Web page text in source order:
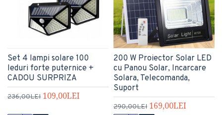
Set 4 lampi solare 100
leduri forte puternice +
CADOU SURPRIZA
236,00LEI 109,00LEI
200 W Proiector Solar LED
cu Panou Solar, Incarcare
Solara, Telecomanda,
Suport
290,00LEI 169,00LEI